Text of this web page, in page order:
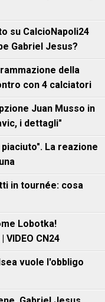
su CalcioNapoli24
Gabriel Jesus?
della
con 4 calciatori
Juan Musso in
i dettagli"
La reazione
in tournée: cosa
Lobotka!
CN24
vuole l'obbligo